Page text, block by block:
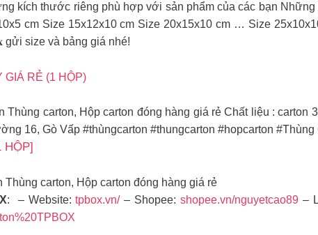
kích thước riêng phù hợp với sản phẩm của các bạn
cm Size 15x12x10 cm Size 20x15x10 cm … Size
gửi size và bảng giá nhé!
GIÁ RẺ (1 HỘP)
Thùng carton, Hộp carton đóng hàng giá rẻ Chất liệu :
16, Gò Vấp #thùngcarton #thungcarton #hopcarton #Thùng
HỘP]
carton, Hộp carton đóng hàng giá rẻ
: – Website:tpbox.vn/– Shopee:shopee.vn/nguyetcao89 –